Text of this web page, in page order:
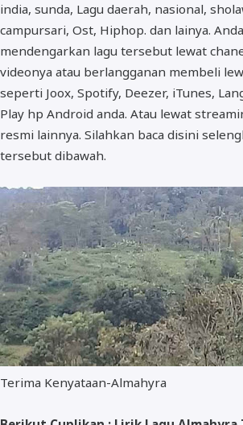
india, sunda, Lagu daerah, nasional,
campursari, Ost, Hiphop. dan lainya.
mendengarkan lagu tersebut lewat
videonya atau berlangganan membeli
seperti Joox, Spotify, Deezer, iTunes,
Play hp Android anda. Atau lewat
resmi lainnya. Silahkan baca disini
tersebut dibawah.
Terima Kenyataan-Almahyra